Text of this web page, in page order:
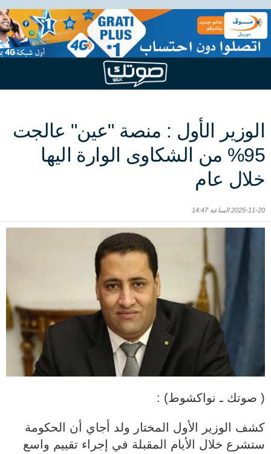
الوزير الأول : منصة "عين" عالجت
95% من الشكاوى الوارة اليها
خلال عام
2025-11-20 الساعة 14:47
( صوتك ـ نواكشوط) :
كشف الوزير الأول المختار ولد أجاي أن الحكومة
ستشرع خلال الأيام المقبلة في إجراء تقييم واسع